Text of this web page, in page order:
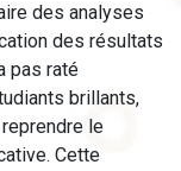
des analyses
des résultats
pas raté
brillants,
le
Cette